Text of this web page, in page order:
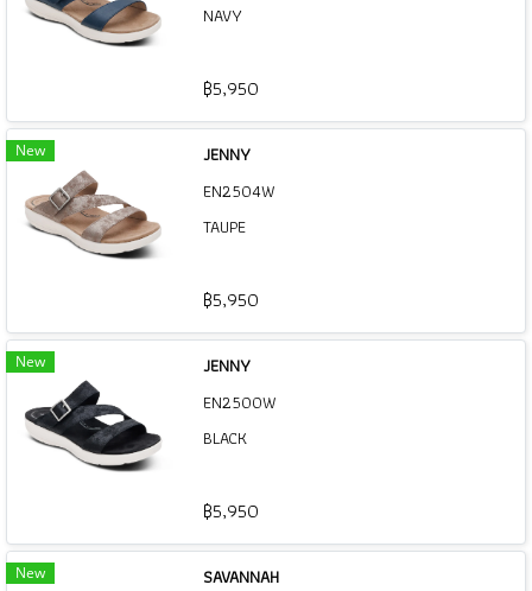
NAVY
฿5,950
New
JENNY
EN2504W
TAUPE
฿5,950
New
JENNY
EN2500W
BLACK
฿5,950
New
SAVANNAH